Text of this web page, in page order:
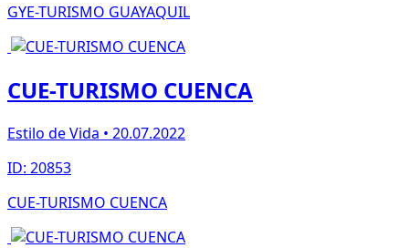
GYE-TURISMO GUAYAQUIL
CUE-TURISMO CUENCA
Estilo de Vida • 20.07.2022
ID: 20853
CUE-TURISMO CUENCA